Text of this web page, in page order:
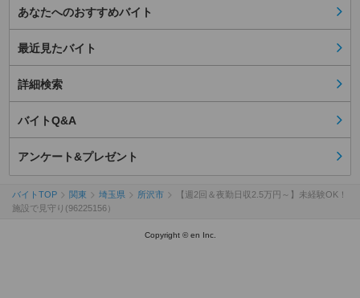
あなたへのおすすめバイト
最近見たバイト
詳細検索
バイトQ&A
アンケート&プレゼント
バイトTOP 関東 埼玉県 所沢市
【週2回＆夜勤日収2.5万円～】未経験OK！
施設で見守り(96225156）
Copyright © en Inc.